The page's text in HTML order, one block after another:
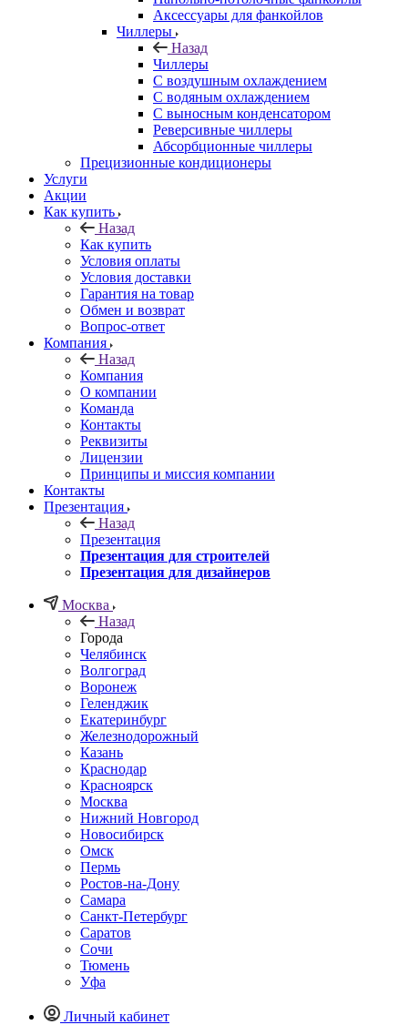
Аксессуары для фанкойлов
Чиллеры
Назад
Чиллеры
С воздушным охлаждением
С водяным охлаждением
С выносным конденсатором
Реверсивные чиллеры
Абсорбционные чиллеры
Прецизионные кондиционеры
Услуги
Акции
Как купить
Назад
Как купить
Условия оплаты
Условия доставки
Гарантия на товар
Обмен и возврат
Вопрос-ответ
Компания
Назад
Компания
О компании
Команда
Контакты
Реквизиты
Лицензии
Принципы и миссия компании
Контакты
Презентация
Назад
Презентация
Презентация для строителей
Презентация для дизайнеров
Москва
Назад
Города
Челябинск
Волгоград
Воронеж
Геленджик
Екатеринбург
Железнодорожный
Казань
Краснодар
Красноярск
Москва
Нижний Новгород
Новосибирск
Омск
Пермь
Ростов-на-Дону
Самара
Санкт-Петербург
Саратов
Сочи
Тюмень
Уфа
Личный кабинет